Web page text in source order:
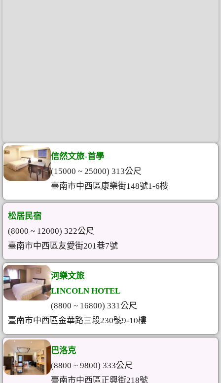
信然文旅-首學
(15000 ~ 25000) 313公尺
臺南市中西區康樂街148號1-6樓
松居民宿
(8000 ~ 12000) 322公尺
臺南市中西區友愛街201巷7號
河樂文旅
LINCOLN HOTEL
(8800 ~ 16800) 331公尺
臺南市中西區金華路三段230號9-10樓
巴洛克
(8800 ~ 9800) 333公尺
臺南市中西區正興街218號